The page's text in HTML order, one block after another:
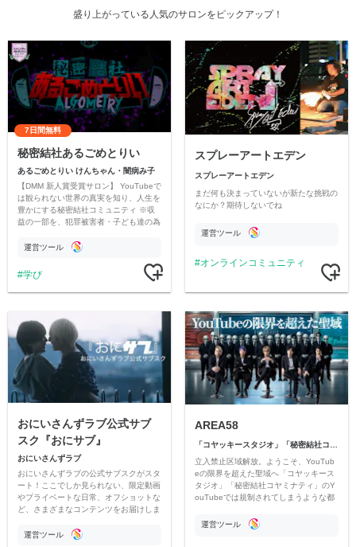
盛り上がっている人気のサロンをピックアップ！
7日間無料
秘密結社あるごめとりい
あるごめとりい けんちゃん・闇病み子
【DMM 新人賞受賞サロン】 YouTubeで
は観られない世界の真実を知り、人生を
豊かにする秘密結社コミュニティ ※収
益の一部を、犯罪被害者・子ども達の為
す運営ツール
学び
スプレーアートエデン
スプレーアートエデン
まだ何も決まっていないが新たな挑戦の
なにか？期待しないでね
運営ツール
オンラインコミュニティ
おにいさんずラブ公式サブ
スク『おにサブ』
おにいさんずラブ
おにいさんずラブの公式サブスクがスタ
ート！ここでしか見られない、限定動画
やプライベートな日常、オフショットな
ど、さまざまなコンテンツをお届けしま
運営ツール
AREA58
立入禁止区域解放。ようこそ、YouTub
eの限界を超えた聖域へ「コヤッキース
タジオ」「秘密結社コヤミナティ」のY
ouTubeでは規制されてしまうような都
公開。
運営ツール